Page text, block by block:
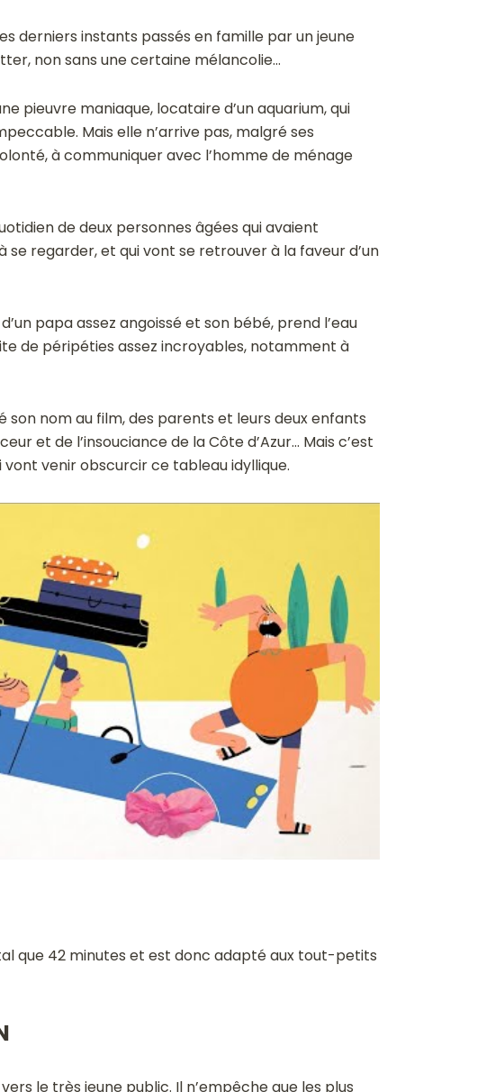
derniers instants passés en famille par un jeune
non sans une certaine mélancolie…
pieuvre maniaque, locataire d’un aquarium, qui
Mais elle n’arrive pas, malgré ses
à communiquer avec l’homme de ménage
de deux personnes âgées qui avaient
regarder, et qui vont se retrouver à la faveur d’un
papa assez angoissé et son bébé, prend l’eau
de péripéties assez incroyables, notamment à
son nom au film, des parents et leurs deux enfants
et de l’insouciance de la Côte d’Azur… Mais c’est
venir obscurcir ce tableau idyllique.
que 42 minutes et est donc adapté aux tout-petits
le très jeune public. Il n’empêche que les plus